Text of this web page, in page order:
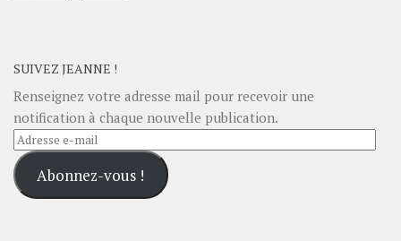
SUIVEZ JEANNE !
Renseignez votre adresse mail pour recevoir une
notification à chaque nouvelle publication.
Adresse
e-
mailAbonnez-vous !